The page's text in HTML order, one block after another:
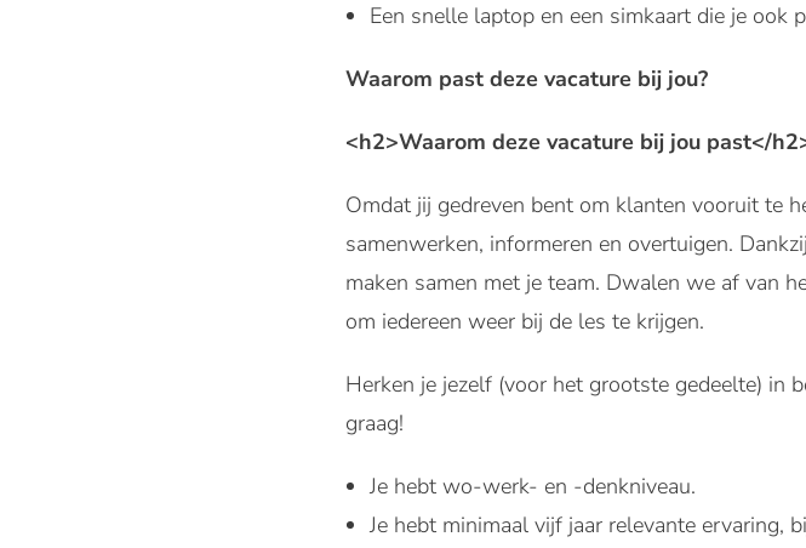
Een snelle laptop en een simkaart die je ook
Waarom past deze vacature bij jou?
<h2>Waarom deze vacature bij jou past</
Omdat jij gedreven bent om klanten vooruit te
samenwerken, informeren en overtuigen.
maken samen met je team. Dwalen we af van
om iedereen weer bij de les te krijgen.
Herken je jezelf (voor het grootste gedeelte) in
graag!
Je hebt wo-werk- en -denkniveau.
Je hebt minimaal vijf jaar relevante ervaring,